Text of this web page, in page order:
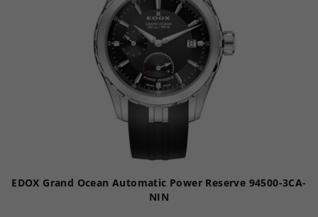
EDOX Grand Ocean Automatic Power Reserve 94500-3CA-
NIN